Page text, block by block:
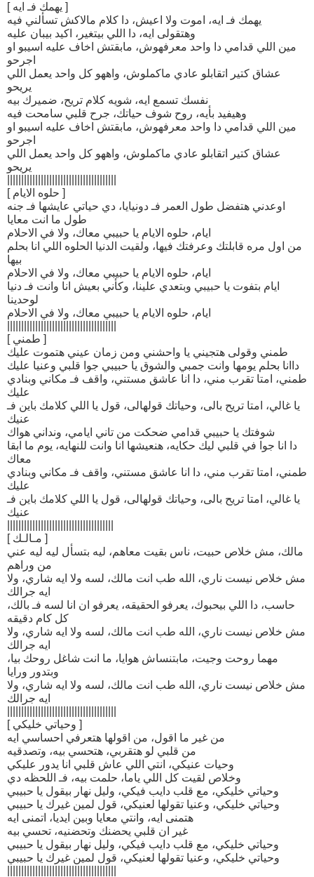
[ يهمك فـ ايه ]
يهمك فـ ايه، اموت ولا اعيش، دا كلام مالاكش تسألني فيه
وهتقولى ايه، دا اللي بيتغير، اكيد بيبان عليه
مين اللي قدامي دا واحد معرفهوش، مابقتش اخاف عليه اسيبو او
اجرحو
عشاق كتير اتقابلو عادي ماكملوش، واههو كل واحد يعمل اللي
يريحو
نفسك تسمع ايه، شويه كلام تريح، ضميرك بيه
وهيفيد بأيه، روح شوف حياتك، جرح قلبي سامحت فيه
مين اللي قدامي دا واحد معرفهوش، مابقتش اخاف عليه اسيبو او
اجرحو
عشاق كتير اتقابلو عادي ماكملوش، واههو كل واحد يعمل اللي
يريحو
[ حلوه الايام ]
اوعدني هتفضل طول العمر فـ دونيايا، دي حياتي عايشها فـ جنه
طول ما انت معايا
ايام، حلوه الايام يا حبيبي معاك، ولا في الاحلام
من اول مره قابلتك وعرفتك فيها، ولقيت الدنيا الحلوه اللي انا بحلم
بيها
ايام، حلوه الايام يا حبيبي معاك، ولا في الاحلام
ايام بتفوت يا حبيبي وبتعدي علينا، وكأني بعيش انا وانت فـ دنيا
لوحدينا
ايام، حلوه الايام يا حبيبي معاك، ولا في الاحلام
[ طمني ]
طمني وقولى هتجيني يا واحشني ومن زمان عيني هتموت عليك
داانا بحلم يومها وانت جمبي والشوق يا حبيبي جوا قلبي وعنيا عليك
طمني، امتا تقرب مني، دا انا عاشق مستني، واقف فـ مكاني وبنادي
عليك
يا غالي، امتا تريح بالى، وحياتك قولهالى، قول يا اللي كلامك باين فـ
عنيك
شوفتك يا حبيبي قدامي ضحكت من تاني ايامي، ونداني هواك
دا انا جوا في قلبي ليك حكايه، هنعيشها انا وانت للنهايه، يوم ما ابقا
معاك
طمني، امتا تقرب مني، دا انا عاشق مستني، واقف فـ مكاني وبنادي
عليك
يا غالي، امتا تريح بالى، وحياتك قولهالى، قول يا اللي كلامك باين فـ
عنيك
[ مـالـك ]
مالك، مش خلاص حبيت، ناس بقيت معاهم، ليه بتسأل ليه ليه عني
من وراهم
مش خلاص نيست ناري، الله طب انت مالك، لسه ولا ايه شاري، ولا
ايه جرالك
حاسب، دا اللي بيحبوك، يعرفو الحقيقه، يعرفو ان انا لسه فـ بالك،
كل كام دقيقه
مش خلاص نيست ناري، الله طب انت مالك، لسه ولا ايه شاري، ولا
ايه جرالك
مهما روحت وجيت، مابتنساش هوايا، ما انت شاغل روحك بيا،
وبتدور ورايا
مش خلاص نيست ناري، الله طب انت مالك، لسه ولا ايه شاري، ولا
ايه جرالك
[ وحياتي خليكي ]
من غير ما اقول، من اقولها هتعرفي احساسي ايه
من قلبي لو هتقربي، هتحسي بيه، وتصدقيه
وحيات عنيكي، انتي اللي عاش قلبي انا يدور عليكي
وخلاص لقيت كل اللي ياما، حلمت بيه، فـ اللحظه دي
وحياتي خليكي، مع قلب دايب فيكي، وليل نهار بيقول يا حبيبي
وحياتي خليكي، وعنيا تقولها لعنيكي، قول لمين غيرك يا حبيبي
هتمنى ايه، وانتي معايا وبين ايديا، اتمنى ايه
غير ان قلبي يحضنك وتحضنيه، تحسي بيه
وحياتي خليكي، مع قلب دايب فيكي، وليل نهار بيقول يا حبيبي
وحياتي خليكي، وعنيا تقولها لعنيكي، قول لمين غيرك يا حبيبي